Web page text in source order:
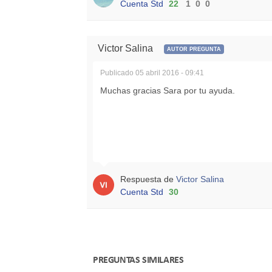
Cuenta Std 22 1 0 0
Victor Salina AUTOR PREGUNTA
Publicado 05 abril 2016 - 09:41
Muchas gracias Sara por tu ayuda.
Respuesta de Victor Salina
Cuenta Std
30
PREGUNTAS SIMILARES